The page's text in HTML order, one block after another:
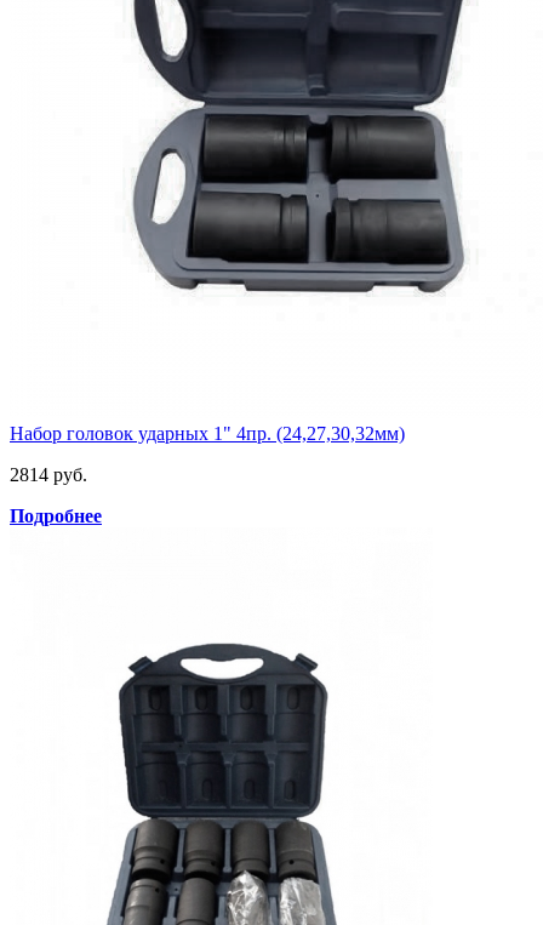
Набор головок ударных 1" 4пр. (24,27,30,32мм)
2814 руб.
Подробнее